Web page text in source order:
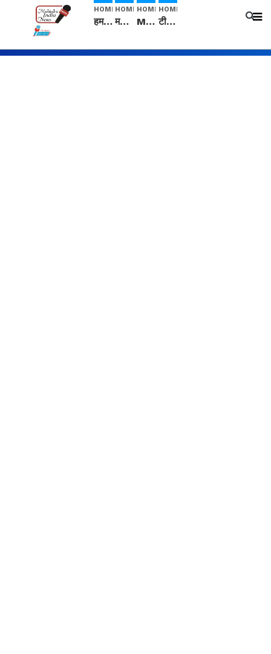
HOME
हम सनातनी..." सांसद kangana Ranaut से क्या बोली लड़की? Viral Jantar-Mantar | CJP protest
HOME
मनीषा हत्याकांड: हत्या, आत्महत्या या कोई बड़ा राज? | Full Story | Josh Haryana
HOME
Mangalsutra: हिंदू धर्म में शादी के बाद मंगलसूत्र क्यों पहनती है महिलाएं, किसने शुरु की ये परंपरा
HOME
टीम बीकेई ने एग्रीकल्चर ग्रेड की यूरिया खाद गट्टों में बदलकर टेक्निकल ग्रेड में बेचने वालों पर करवाई कार्रवाई: लखविंदर सिंह औलख